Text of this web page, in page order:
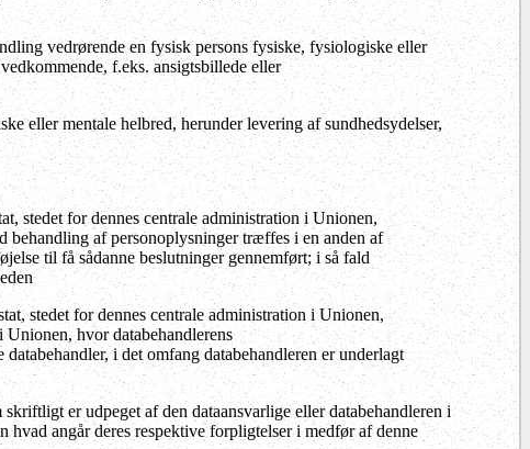
vedrørende en fysisk persons fysiske, fysiologiske eller
f.eks. ansigtsbillede eller
eller mentale helbred, herunder levering af sundhedsydelser,
stedet for dennes centrale administration i Unionen,
af personoplysninger træffes i en anden af
til få sådanne beslutninger gennemført; i så fald
stedet for dennes centrale administration i Unionen,
hvor databehandlerens
i det omfang databehandleren er underlagt
er udpeget af den dataansvarlige eller databehandleren i
hvad angår deres respektive forpligtelser i medfør af denne